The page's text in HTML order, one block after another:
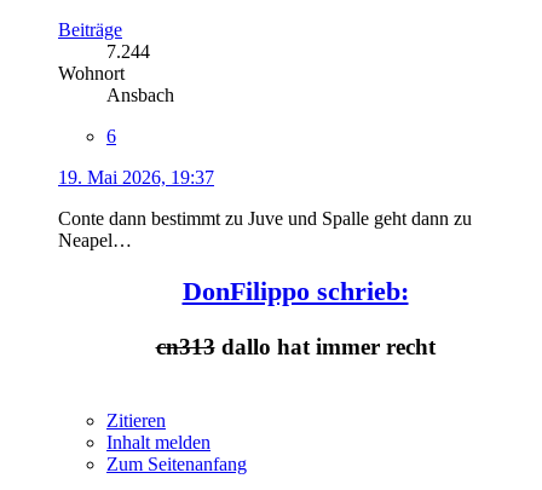
Beiträge
7.244
Wohnort
Ansbach
6
19. Mai 2026, 19:37
Conte dann bestimmt zu Juve und Spalle geht dann zu
Neapel…
DonFilippo schrieb:
cn313dallo hat immer recht
Zitieren
Inhalt melden
Zum Seitenanfang